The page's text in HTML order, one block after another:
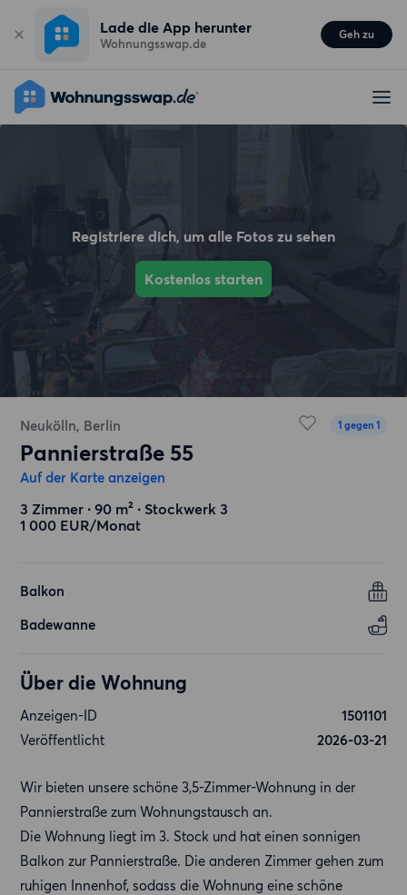
Lade die App herunter
Wohnungsswap.de
Geh zu
Registriere dich, um alle Fotos zu sehen
Kostenlos starten
Neukölln, Berlin 1 gegen 1
Pannierstraße 55
Auf der Karte anzeigen
3 Zimmer ∙ 90 m² ∙ Stockwerk 3
1 000 EUR/Monat
Balkon
Badewanne
Über die Wohnung
Anzeigen-ID
1501101
Veröffentlicht
2026-03-21
Wir bieten unsere schöne 3,5-Zimmer-Wohnung in der
Pannierstraße zum Wohnungstausch an.
Die Wohnung liegt im 3. Stock und hat einen sonnigen
Balkon zur Pannierstraße. Die anderen Zimmer gehen zum
ruhigen Innenhof, sodass die Wohnung eine schöne